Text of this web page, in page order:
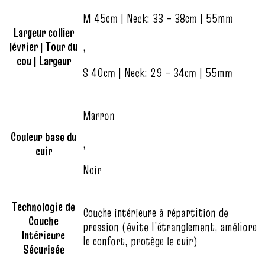
Largeur collier
lévrier | Tour du
cou | Largeur
M 45cm | Neck: 33 – 38cm | 55mm
,
S 40cm | Neck: 29 – 34cm | 55mm
Couleur base du
cuir
Marron
,
Noir
Technologie de
Couche
Intérieure
Sécurisée
Couche intérieure à répartition de
pression (évite l’étranglement, améliore
le confort, protège le cuir)